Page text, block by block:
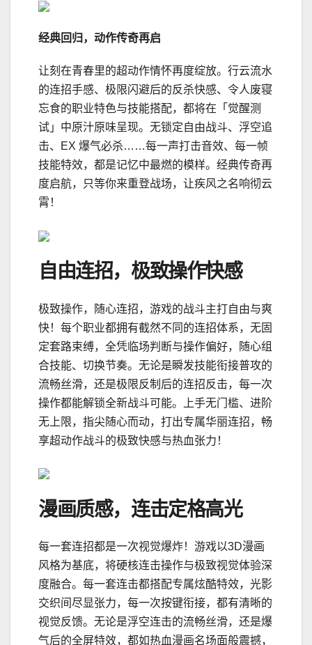
经典回归，动作传奇再启
让刻在青春里的超动作情怀再度绽放。行云流水
的连招手感、极限闪避后的反杀快感、令人废寝
忘食的职业特色与技能搭配，都将在「觉醒测
试」中原汁原味呈现。无锁定自由战斗、浮空追
击、EX 爆气必杀……每一声打击音效、每一帧
技能特效，都是记忆中最燃的模样。经典传奇再
度启航，只等你来重登战场，让疾风之名响彻云
霄！
自由连招，极致操作快感
极致操作，随心连招，游戏的战斗主打自由与爽
快！每个职业都拥有截然不同的连招体系，无固
定套路束缚，全凭临场判断与操作偏好，随心组
合技能、切换节奏。无论是瞬发技能衔接普攻的
流畅丝滑，还是极限反制后的连招反击，每一次
操作都能解锁全新战斗可能。上手无门槛、进阶
无上限，指尖随心而动，打出专属华丽连招，畅
享超动作战斗的极致快感与热血张力！
漫画质感，连击定格高光
每一套连招都是一次视觉爆炸！游戏以3D漫画
风格为基底，将硬核连击操作与极致视觉体验深
度融合。每一套连击都搭配专属炫酷特效，光影
交织间尽显张力，每一次按键衔接，都有清晰的
视觉反馈。无论是浮空连击的流畅丝滑，还是爆
气后的全屏特效，都如热血漫画名场面般震撼，